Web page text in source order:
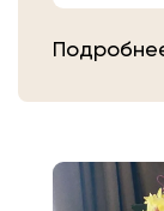
Затем